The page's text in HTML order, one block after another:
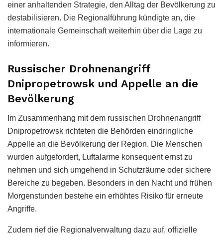
einer anhaltenden Strategie, den Alltag der Bevölkerung zu
destabilisieren. Die Regionalführung kündigte an, die
internationale Gemeinschaft weiterhin über die Lage zu
informieren.
Russischer Drohnenangriff
Dnipropetrowsk und Appelle an die
Bevölkerung
Im Zusammenhang mit dem russischen Drohnenangriff
Dnipropetrowsk richteten die Behörden eindringliche
Appelle an die Bevölkerung der Region. Die Menschen
wurden aufgefordert, Luftalarme konsequent ernst zu
nehmen und sich umgehend in Schutzräume oder sichere
Bereiche zu begeben. Besonders in den Nacht und frühen
Morgenstunden bestehe ein erhöhtes Risiko für erneute
Angriffe.
Zudem rief die Regionalverwaltung dazu auf, offizielle